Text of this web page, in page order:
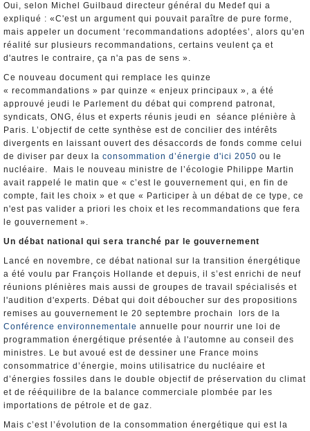
Oui, selon Michel Guilbaud directeur général du Medef qui a
expliqué : «C'est un argument qui pouvait paraître de pure forme,
mais appeler un document ‘recommandations adoptées’, alors qu'en
réalité sur plusieurs recommandations, certains veulent ça et
d'autres le contraire, ça n'a pas de sens ».
Ce nouveau document qui remplace les quinze
« recommandations » par quinze « enjeux principaux », a été
approuvé jeudi le Parlement du débat qui comprend patronat,
syndicats, ONG, élus et experts réunis jeudi en séance plénière à
Paris. L’objectif de cette synthèse est de concilier des intérêts
divergents en laissant ouvert des désaccords de fonds comme celui
de diviser par deux la consommation d’énergie d'ici 2050 ou le
nucléaire. Mais le nouveau ministre de l’écologie Philippe Martin
avait rappelé le matin que « c’est le gouvernement qui, en fin de
compte, fait les choix » et que « Participer à un débat de ce type, ce
n'est pas valider a priori les choix et les recommandations que fera
le gouvernement ».
Un débat national qui sera tranché par le gouvernement
Lancé en novembre, ce débat national sur la transition énergétique
a été voulu par François Hollande et depuis, il s’est enrichi de neuf
réunions plénières mais aussi de groupes de travail spécialisés et
l'audition d'experts. Débat qui doit déboucher sur des propositions
remises au gouvernement le 20 septembre prochain lors de la
Conférence environnementale annuelle pour nourrir une loi de
programmation énergétique présentée à l'automne au conseil des
ministres. Le but avoué est de dessiner une France moins
consommatrice d’énergie, moins utilisatrice du nucléaire et
d’énergies fossiles dans le double objectif de préservation du climat
et de rééquilibre de la balance commerciale plombée par les
importations de pétrole et de gaz.
Mais c’est l’évolution de la consommation énergétique qui est la